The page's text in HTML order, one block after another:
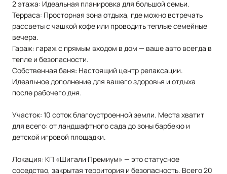
2 этажа: Идеальная планировка для большой семьи.
Терраса: Просторная зона отдыха, где можно встречать
рассветы с чашкой кофе или проводить теплые семейные
вечера.
Гараж: гараж с прямым входом в дом — ваше авто всегда в
тепле и безопасности.
Собственная баня: Настоящий центр релаксации.
Идеальное дополнение для вашего здоровья и отдыха
после рабочего дня.
Участок: 10 соток благоустроенной земли. Места хватит
для всего: от ландшафтного сада до зоны барбекю и
детской игровой площадки.
Локация: КП «Шигали Премиум» — это статусное
соседство, закрытая территория и безопасность. Всего 20